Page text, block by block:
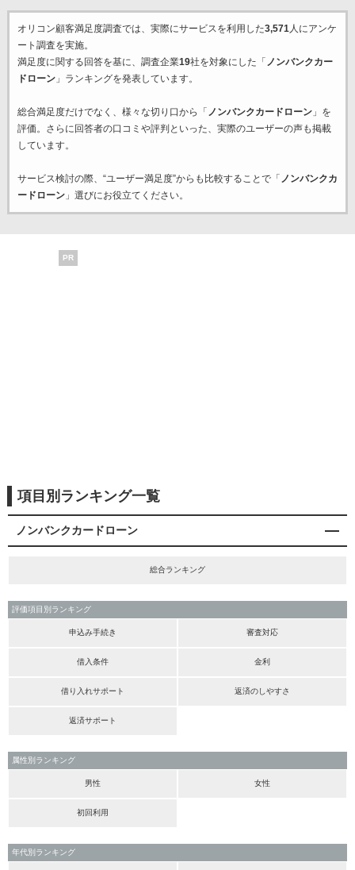
オリコン顧客満足度調査では、実際にサービスを利用した3,571人にアンケ
ート調査を実施。
満足度に関する回答を基に、調査企業19社を対象にした「 ノンバンクカー
ドローン」ランキングを発表しています。
総合満足度だけでなく、様々な切り口から「 ノンバンクカードローン」を
評価。さらに回答者の口コミや評判といった、実際のユーザーの声も掲載
しています。
サービス検討の際、“ユーザー満足度”からも比較することで「 ノンバンクカ
ードローン」選びにお役立てください。
PR
項目別ランキング一覧
ノンバンクカードローン
総合ランキング
評価項目別ランキング
申込み手続き 審査対応
借入条件 金利
借り入れサポート 返済のしやすさ
返済サポート
属性別ランキング
男性 女性
初回利用
年代別ランキング